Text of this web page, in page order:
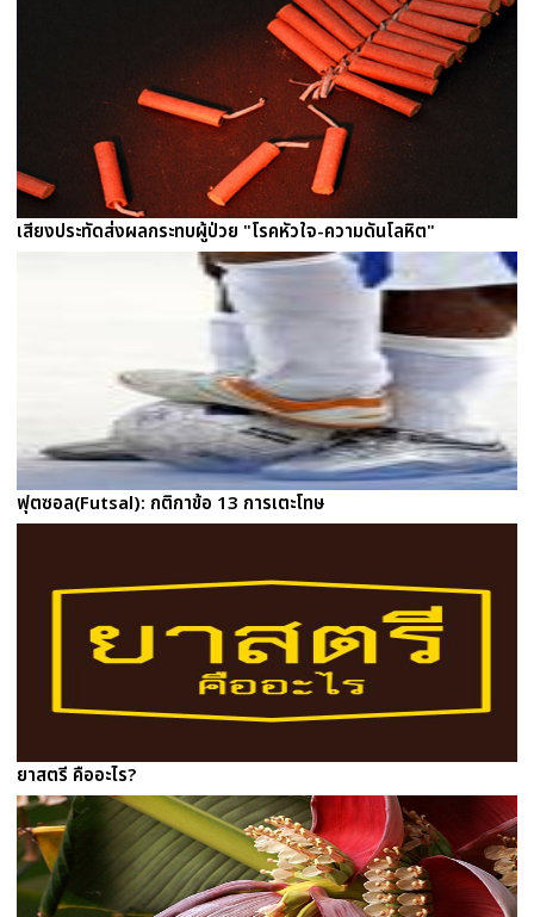
เสียงประทัดส่งผลกระทบผู้ป่วย "โรคหัวใจ-ความดันโลหิต"
ฟุตซอล(Futsal): กติกาข้อ 13 การเตะโทษ
ยาสตรี คืออะไร?